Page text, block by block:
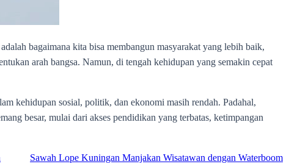
bagaimana kita bisa membangun masyarakat yang lebih baik,
arah bangsa. Namun, di tengah kehidupan yang semakin cepat
kehidupan sosial, politik, dan ekonomi masih rendah. Padahal,
besar, mulai dari akses pendidikan yang terbatas, ketimpangan
Sawah Lope Kuningan Manjakan Wisatawan dengan Waterboom